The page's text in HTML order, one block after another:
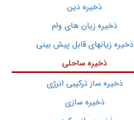
ذخیره دین
ذخیره زیان های وام
ذخیره زیانهای قابل پیش بینی
ذخیره ساحلی
ذخیره ساز ترکیبی انرژی
ذخیره سازی